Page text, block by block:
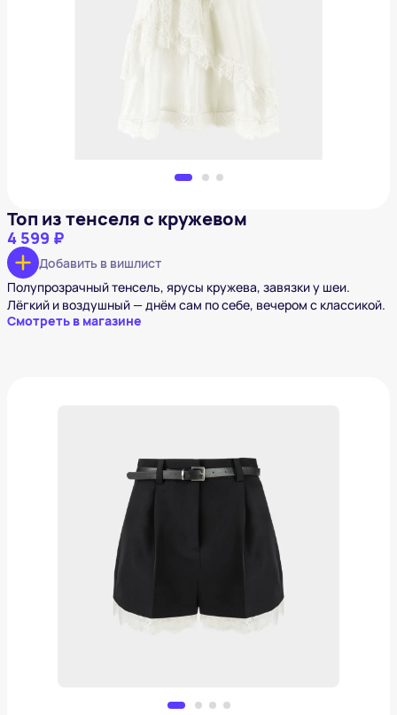
Топ из тенселя с кружевом
4 599 ₽
Добавить в вишлист
Топ из тенселя с кружевом
4 599 ₽
Добавить в вишлист
Полупрозрачный тенсель, ярусы кружева, завязки у шеи.
Лёгкий и воздушный — днём сам по себе, вечером с классикой.
Смотреть в магазине